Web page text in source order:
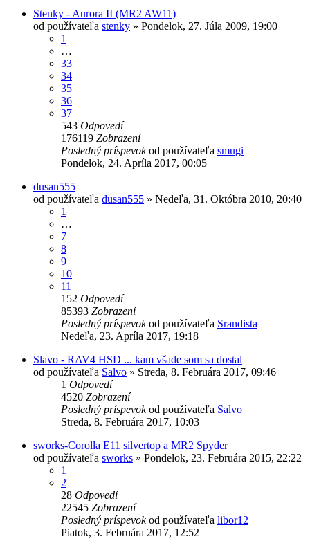
Stenky - Aurora II (MR2 AW11)
od používateľa stenky » Pondelok, 27. Júla 2009, 19:00
1
…
33
34
35
36
37
543 Odpovedí
176119 Zobrazení
Posledný príspevokod používateľa smugi
Pondelok, 24. Apríla 2017, 00:05
dusan555
od používateľa dusan555 » Nedeľa, 31. Októbra 2010, 20:40
1
…
7
8
9
10
11
152 Odpovedí
85393 Zobrazení
Posledný príspevokod používateľa Srandista
Nedeľa, 23. Apríla 2017, 19:18
Slavo - RAV4 HSD ... kam všade som sa dostal
od používateľa Salvo » Streda, 8. Februára 2017, 09:46
1 Odpovedí
4520 Zobrazení
Posledný príspevokod používateľa Salvo
Streda, 8. Februára 2017, 10:03
sworks-Corolla E11 silvertop a MR2 Spyder
od používateľa sworks » Pondelok, 23. Februára 2015, 22:22
1
2
28 Odpovedí
22545 Zobrazení
Posledný príspevokod používateľa libor12
Piatok, 3. Februára 2017, 12:52